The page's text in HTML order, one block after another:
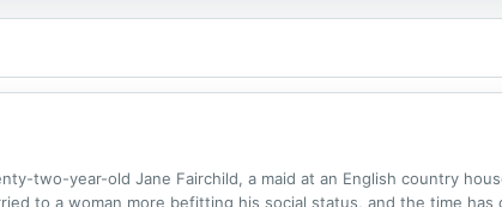
two-year-old Jane Fairchild, a maid at an English country
to a woman more befitting his social status, and the time has